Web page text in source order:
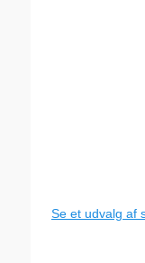
Se et udvalg af